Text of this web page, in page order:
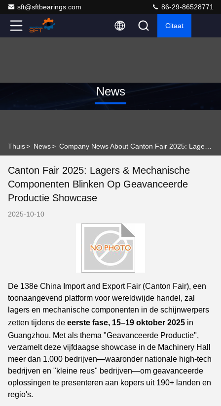
sft@sftbearings.com 86-29-86528771
Citaat
News
Thuis> News>
Canton Fair 2025: Lagers & Mechanische
Componenten Blinken Op Geavanceerde
Productie Showcase
2025-10-10
De 138e China Import and Export Fair (Canton Fair), een
toonaangevend platform voor wereldwijde handel, zal
lagers en mechanische componenten in de schijnwerpers
zetten tijdens de eerste fase, 15–19 oktober 2025 in
Guangzhou. Met als thema "Geavanceerde Productie",
verzamelt deze vijfdaagse showcase in de Machinery Hall
meer dan 1.000 bedrijven—waaronder nationale high-tech
bedrijven en "kleine reus" bedrijven—om geavanceerde
oplossingen te presenteren aan kopers uit 190+ landen en
regio's.